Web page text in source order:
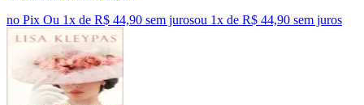
no Pix Ou 1x de R$ 44,90 sem jurosou 1x de R$ 44,90 sem juros